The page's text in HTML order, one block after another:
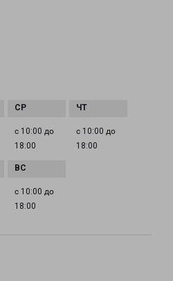
с 10:00 до
18:00
с 10:00 до
18:00
с 10:00 до
18:00